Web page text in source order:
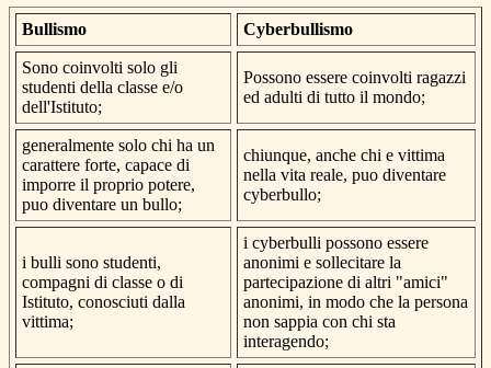
Bullismo Cyberbullismo
Sono coinvolti solo gli
studenti della classe e/o
dell'Istituto;
Possono essere coinvolti ragazzi
ed adulti di tutto il mondo;
generalmente solo chi ha un
carattere forte, capace di
imporre il proprio potere,
puo diventare un bullo;
chiunque, anche chi e vittima
nella vita reale, puo diventare
cyberbullo;
i bulli sono studenti,
compagni di classe o di
Istituto, conosciuti dalla
vittima;
i cyberbulli possono essere
anonimi e sollecitare la
partecipazione di altri "amici"
anonimi, in modo che la persona
non sappia con chi sta
interagendo;